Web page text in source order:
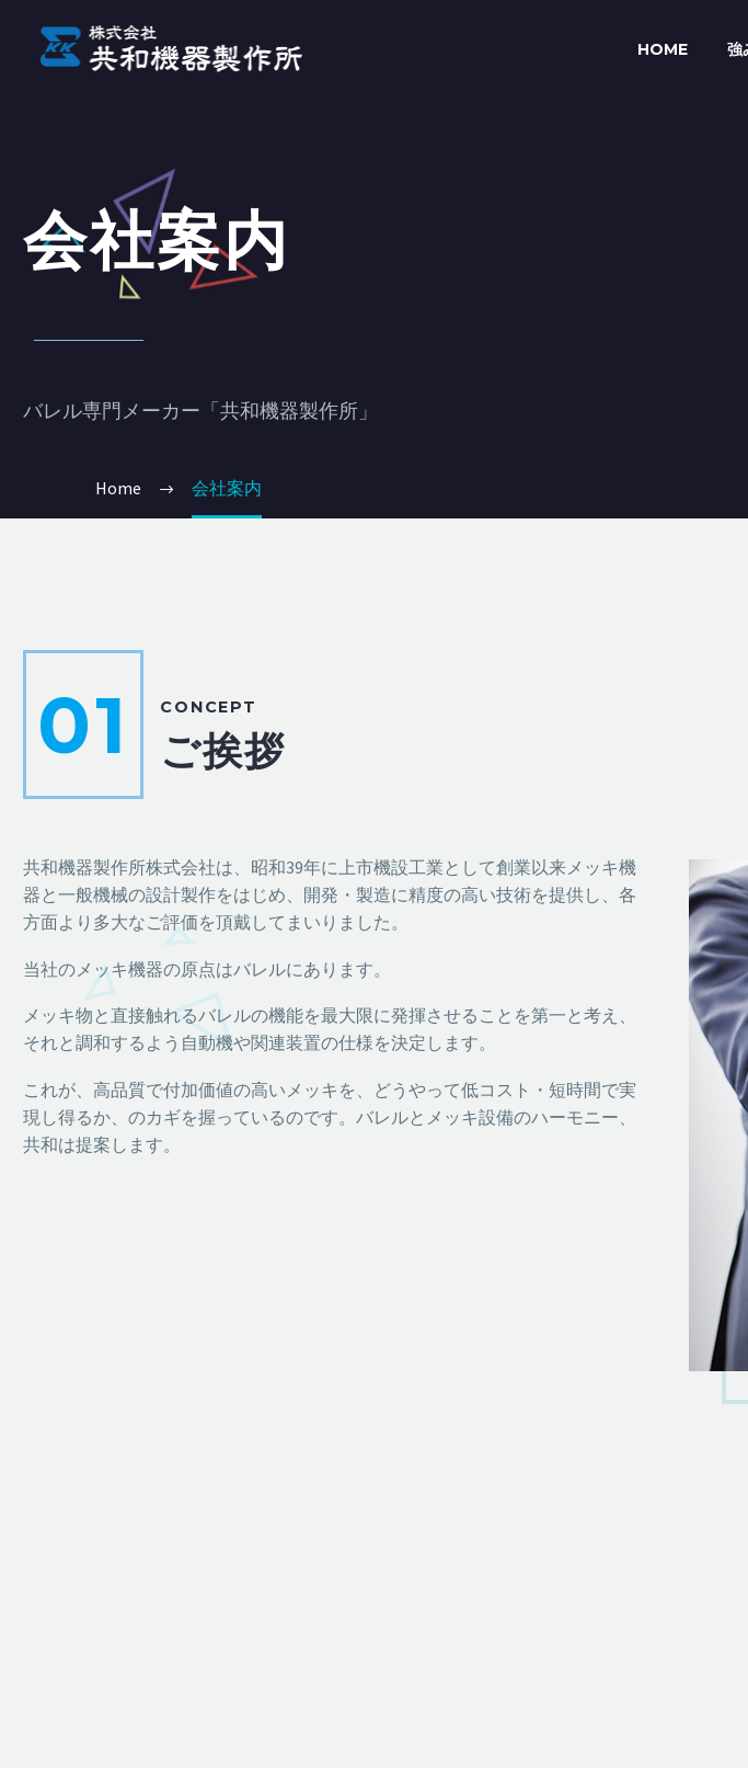
HOME 強
会社案内
バレル専門メーカー「共和機器製作所」
Home 会社案内
01 CONCEPT
ご挨拶
共和機器製作所株式会社は、昭和39年に上市機設工業として創業以来メッキ機
器と一般機械の設計製作をはじめ、開発・製造に精度の高い技術を提供し、各
方面より多大なご評価を頂戴してまいりました。
当社のメッキ機器の原点はバレルにあります。
メッキ物と直接触れるバレルの機能を最大限に発揮させることを第一と考え、
それと調和するよう自動機や関連装置の仕様を決定します。
これが、高品質で付加価値の高いメッキを、どうやって低コスト・短時間で実
現し得るか、のカギを握っているのです。バレルとメッキ設備のハーモニー、
共和は提案します。